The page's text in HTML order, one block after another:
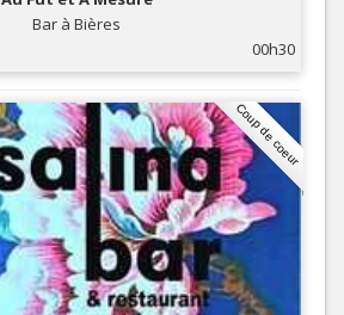
Bar à Bières
00h30
Coup de coeur